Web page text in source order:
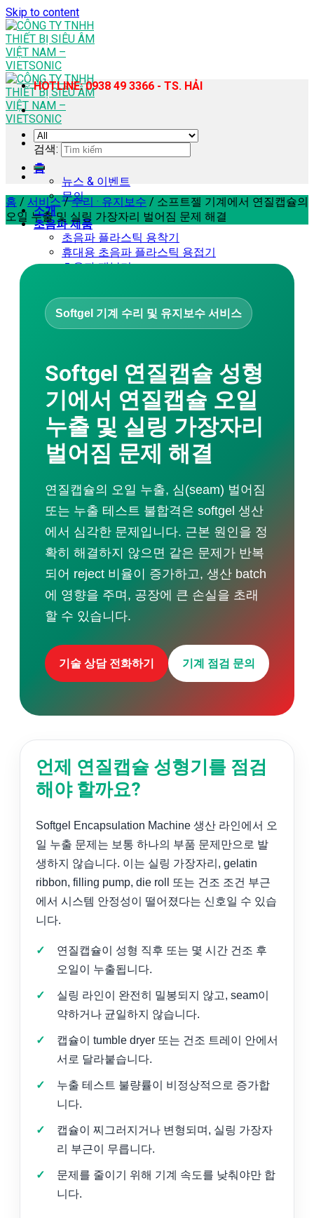
Skip to content
홈
뉴스 & 이벤트
문의
소개
초음파 제품
초음파 플라스틱 용착기
휴대용 초음파 플라스틱 용접기
초음파 재봉기
초음파 커팅기
초음파 납땜기
초음파 세척기
서비스
기업 교육
상담 및 설계
기계 가공
수리 · 유지보수
방수
초음파 진동 스크린
애플리케이션 영상
초음파 용착기
다운로드
HOTLINE: 0938 49 3366 - TS. HẢI
검색:
홈 / 서비스 / 수리 · 유지보수 / 소프트젤 기계에서 연질캡슐의
오일 누출 및 실링 가장자리 벌어짐 문제 해결
Softgel 기계 수리 및 유지보수 서비스
Softgel 연질캡슐 성형
기에서 연질캡슐 오일
누출 및 실링 가장자리
벌어짐 문제 해결
연질캡슐의 오일 누출, 심(seam) 벌어짐
또는 누출 테스트 불합격은 softgel 생산
에서 심각한 문제입니다. 근본 원인을 정
확히 해결하지 않으면 같은 문제가 반복
되어 reject 비율이 증가하고, 생산 batch
에 영향을 주며, 공장에 큰 손실을 초래
할 수 있습니다.
기술 상담 전화하기 기계 점검 문의
언제 연질캡슐 성형기를 점검
해야 할까요?
Softgel Encapsulation Machine 생산 라인에서 오
일 누출 문제는 보통 하나의 부품 문제만으로 발
생하지 않습니다. 이는 실링 가장자리, gelatin
ribbon, filling pump, die roll 또는 건조 조건 부근
에서 시스템 안정성이 떨어졌다는 신호일 수 있습
니다.
연질캡슐이 성형 직후 또는 몇 시간 건조 후
오일이 누출됩니다.
실링 라인이 완전히 밀봉되지 않고, seam이
약하거나 균일하지 않습니다.
캡슐이 tumble dryer 또는 건조 트레이 안에서
서로 달라붙습니다.
누출 테스트 불량률이 비정상적으로 증가합
니다.
캡슐이 찌그러지거나 변형되며, 실링 가장자
리 부근이 무릅니다.
문제를 줄이기 위해 기계 속도를 낮춰야만 합
니다.